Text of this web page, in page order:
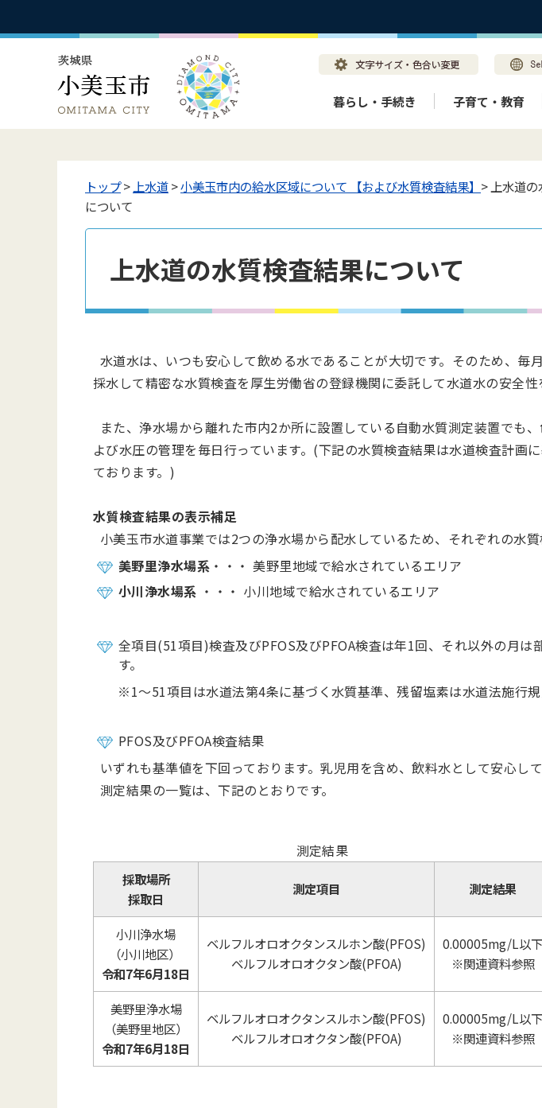
暮らし・手続き 子育て・教育
トップ> 上水道>小美玉市内の給水区域について 【および水質検査結果】 > 上水道
について
上水道の水質検査結果について
水道水は、いつも安心して飲める水であることが大切です。そのため、毎
採水して精密な水質検査を厚生労働省の登録機関に委託して水道水の安全性
また、浄水場から離れた市内2か所に設置している自動水質測定装置でも
よび水圧の管理を毎日行っています。(下記の水質検査結果は水道検査計画
ております。)
水質検査結果の表示補足
小美玉市水道事業では2つの浄水場から配水しているため、それぞれの水質
美野里浄水場系 ・・・ 美野里地域で給水されているエリア
小川浄水場系 ・・・ 小川地域で給水されているエリア
全項目(51項目)検査及びPFOS及びPFOA検査は年1回、それ以外の月は
す。
※1～51項目は水道法第4条に基づく水質基準、残留塩素は水道法施行規
PFOS及びPFOA検査結果
いずれも基準値を下回っております。乳児用を含め、飲料水として安心し
測定結果の一覧は、下記のとおりです。
測定結果
採取場所
採取日
測定項目 測定結果
小川浄水場
（小川地区）
令和7年6月18日
ベルフルオロオクタンスルホン酸(PFOS)
ベルフルオロオクタン酸(PFOA)
0.00005mg/L以下
※関連資料参照
美野里浄水場
（美野里地区）
令和7年6月18日
ベルフルオロオクタンスルホン酸(PFOS)
ベルフルオロオクタン酸(PFOA)
0.00005mg/L以下
※関連資料参照